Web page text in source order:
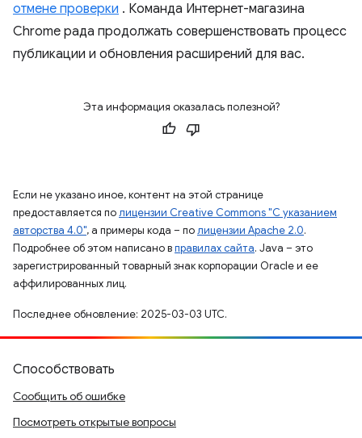
отмене проверки . Команда Интернет-магазина
Chrome рада продолжать совершенствовать процесс
публикации и обновления расширений для вас.
Эта информация оказалась полезной?
Если не указано иное, контент на этой странице
предоставляется полицензии Creative Commons "С указанием
авторства 4.0", а примеры кода – полицензии Apache 2.0.
Подробнее об этом написано вправилах сайта. Java – это
зарегистрированный товарный знак корпорации Oracle и ее
аффилированных лиц.
Последнее обновление: 2025-03-03 UTC.
Способствовать
Сообщить об ошибке
Посмотреть открытые вопросы